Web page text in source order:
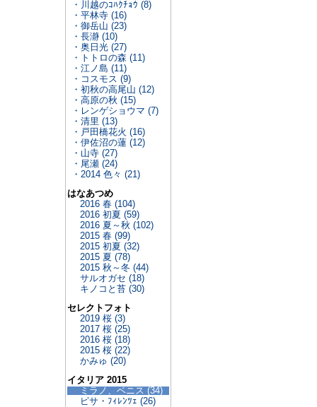
・川越のｺﾊｸﾁｮｳ (8)
・平林寺 (16)
・御岳山 (23)
・長瀞 (10)
・奥日光 (27)
・トトロの森 (11)
・江ノ島 (11)
・コスモス (9)
・初秋の高尾山 (12)
・高原の秋 (15)
・レンゲショウマ (7)
・清里 (13)
・戸田橋花火 (16)
・伊佐沼の蓮 (12)
・山寺 (27)
・尾瀬 (24)
・2014 色々 (21)
はなあつめ
2016 春 (104)
2016 初夏 (59)
2016 夏～秋 (102)
2015 春 (99)
2015 初夏 (32)
2015 夏 (78)
2015 秋～冬 (44)
サルオガセ (18)
キノコと苔 (30)
セレクトフォト
2019 桜 (3)
2017 桜 (25)
2016 桜 (18)
2015 桜 (22)
かみゅ (20)
イタリア 2015
ミラノ、ベニス (34)
ピサ・ﾌｨﾚﾝﾂｪ (26)